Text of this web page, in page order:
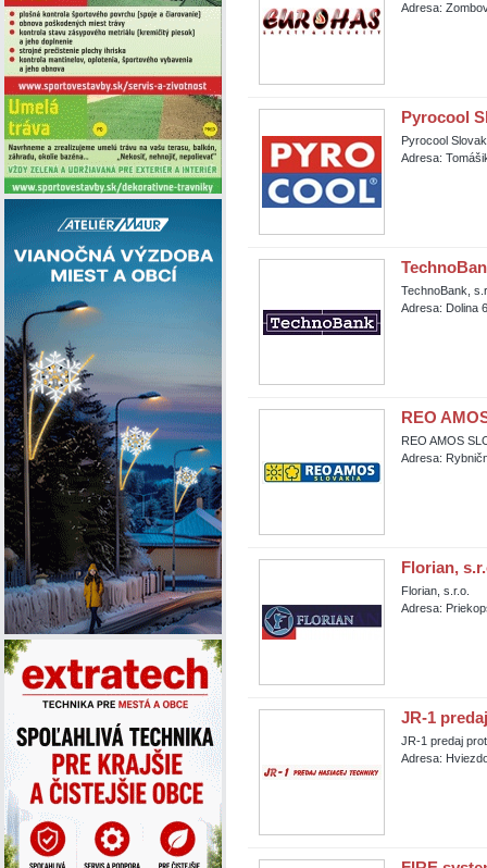
Adresa:
Pyrocool
Pyrocool
Adresa:
TechnoBank,
Adresa: Dolina
REO
REO AMOS
Adresa:
Florian,
Florian, s.r.o.
Adresa:
JR-1
JR-1 predaj
Adresa: